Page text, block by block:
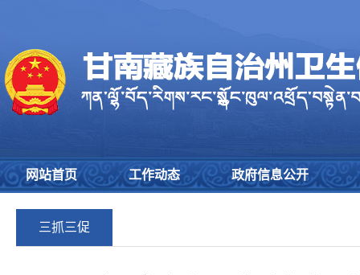
网站首页 工作动态 政府信息公开
三抓三促